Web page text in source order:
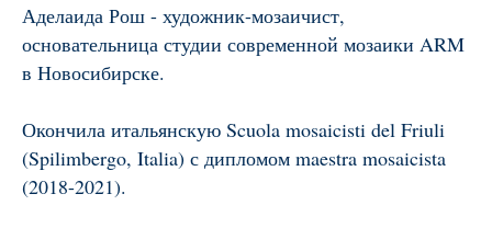
Аделаида Рош - художник-мозаичист,
основательница студии современной мозаики ARM
в Новосибирске.
Окончила итальянскую Scuola mosaicisti del Friuli
(Spilimbergo, Italia) с дипломом maestra mosaicista
(2018-2021).